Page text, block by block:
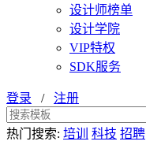
设计师榜单
设计学院
VIP特权
SDK服务
登录 / 注册
热门搜索: 培训 科技 招聘